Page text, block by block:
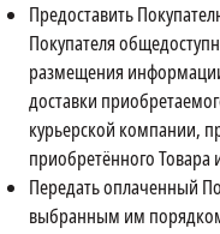
Предоставить
Покупателя
размещения
доставки
курьерской компании,
приобретённого Товара
Передать оплаченный
выбранным им